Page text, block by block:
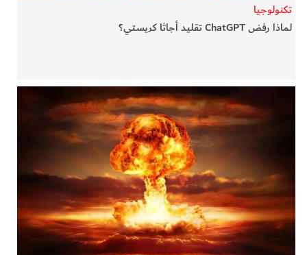
تكنولوجيا
لماذا رفض ChatGPT تقليد أجاثا كريستي؟